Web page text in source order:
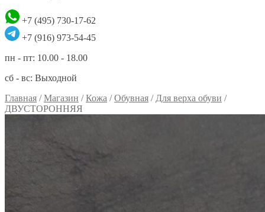
+7 (495) 730-17-62
+7 (916) 973-54-45
пн - пт: 10.00 - 18.00
сб - вс: Выходной
Главная /Магазин /Кожа /Обувная / Для верха обуви /
ДВУСТОРОННЯЯ